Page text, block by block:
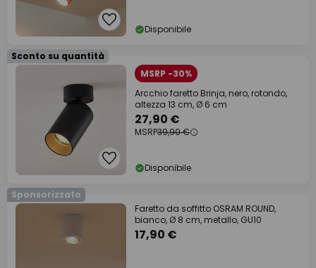
Disponibile
Sconto su quantità
MSRP -30%
Arcchio faretto Brinja, nero, rotondo,
altezza 13 cm, Ø 6 cm
27,90 €
MSRP39,90 €
Disponibile
Sponsorizzato
Faretto da soffitto OSRAM ROUND,
bianco, Ø 8 cm, metallo, GU10
17,90 €